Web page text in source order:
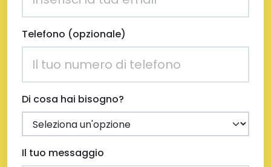
Telefono (opzionale)
Di cosa hai bisogno?
Il tuo messaggio